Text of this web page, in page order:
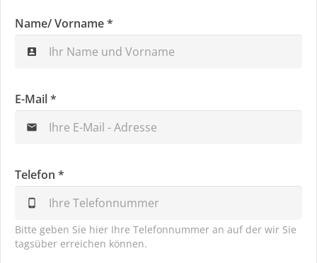
Name/ Vorname *
account_box
E-Mail *
mail
Telefon *
phone_android
Bitte geben Sie hier Ihre Telefonnummer an auf der wir Sie
tagsüber erreichen können.